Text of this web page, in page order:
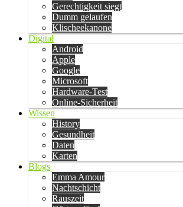
Gerechtigkeit siegt
Dumm gelaufen
Klischeekanone
Digital
Android
Apple
Google
Microsoft
Hardware-Test
Online-Sicherheit
Wissen
History
Gesundheit
Daten
Karten
Blogs
Emma Amour
Nachtschicht
Rauszeit